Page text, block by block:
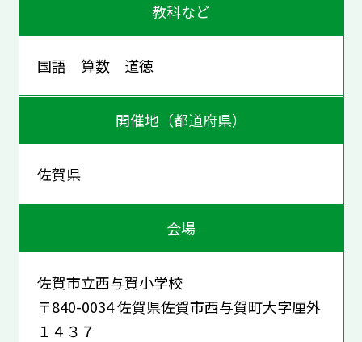
教科など
国語 算数 道徳
開催地（都道府県）
佐賀県
会場
佐賀市立西与賀小学校
〒840-0034 佐賀県佐賀市西与賀町大字厘外
１４３７